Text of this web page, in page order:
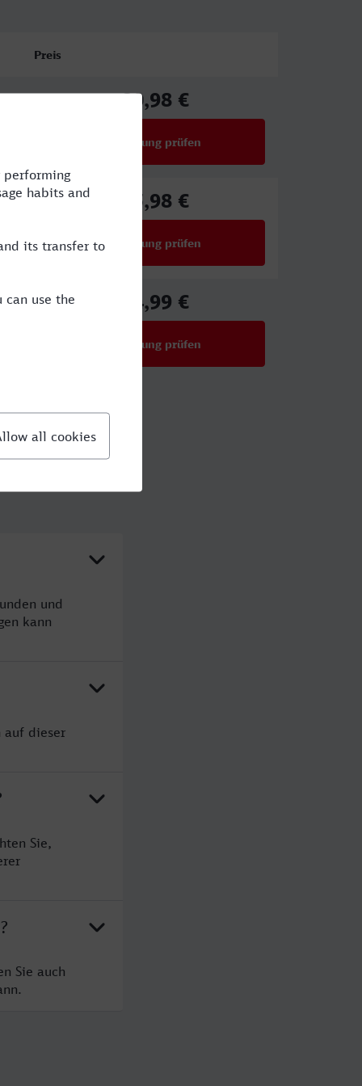
Preis
80,98 €
Verbindung prüfen
65,98 €
Verbindung prüfen
34,99 €
Verbindung prüfen
und
kann
auf dieser
Sie,
Sie auch